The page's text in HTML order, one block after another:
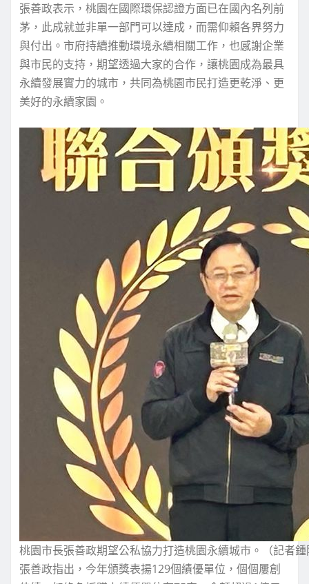
張善政表示，桃園在國際環保認證方面已在國內名列前
茅，此成就並非單一部門可以達成，而需仰賴各界努力
與付出。市府持續推動環境永續相關工作，也感謝企業
與市民的支持，期望透過大家的合作，讓桃園成為最具
永續發展實力的城市，共同為桃園市民打造更乾淨、更
美好的永續家園。
桃園市長張善政期望公私協力打造桃園永續城市。（記者
張善政指出，今年頒獎表揚129個績優單位，個個屢創